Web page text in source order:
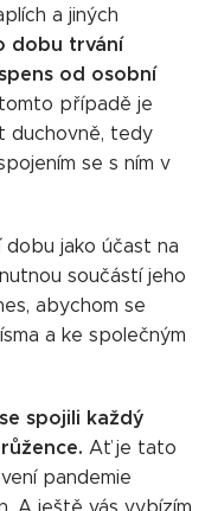
a jiných
dobu trvání
od osobní
případě je
duchovně, tedy
se s ním v
dobu jako účast na
součástí jeho
abychom se
a ke společným
spojili každý
Ať je tato
pandemie
A ještě vás vybízím